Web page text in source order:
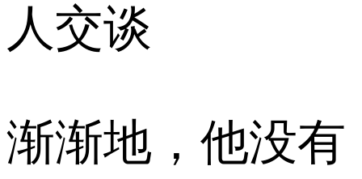
人交谈
渐渐地，他没有